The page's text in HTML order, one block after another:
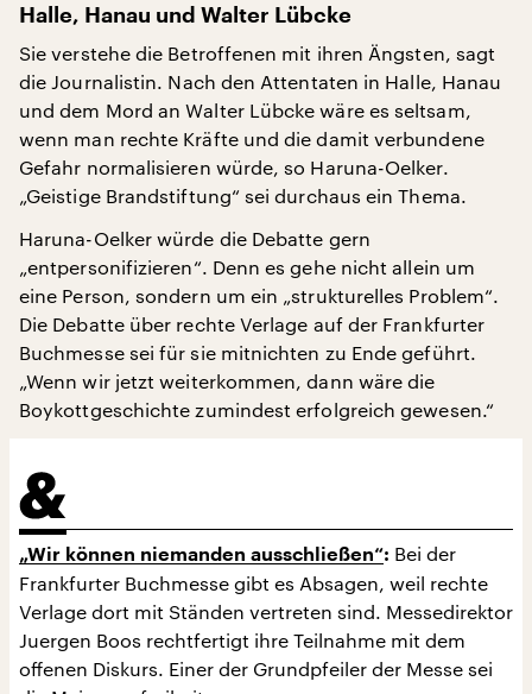
Halle, Hanau und Walter Lübcke
Sie verstehe die Betroffenen mit ihren Ängsten, sagt
die Journalistin. Nach den Attentaten in Halle, Hanau
und dem Mord an Walter Lübcke wäre es seltsam,
wenn man rechte Kräfte und die damit verbundene
Gefahr normalisieren würde, so Haruna-Oelker.
„Geistige Brandstiftung“ sei durchaus ein Thema.
Haruna-Oelker würde die Debatte gern
„entpersonifizieren“. Denn es gehe nicht allein um
eine Person, sondern um ein „strukturelles Problem“.
Die Debatte über rechte Verlage auf der Frankfurter
Buchmesse sei für sie mitnichten zu Ende geführt.
„Wenn wir jetzt weiterkommen, dann wäre die
Boykottgeschichte zumindest erfolgreich gewesen.“
„Wir können niemanden ausschließen“: Bei der
Frankfurter Buchmesse gibt es Absagen, weil rechte
Verlage dort mit Ständen vertreten sind. Messedirektor
Juergen Boos rechtfertigt ihre Teilnahme mit dem
offenen Diskurs. Einer der Grundpfeiler der Messe sei